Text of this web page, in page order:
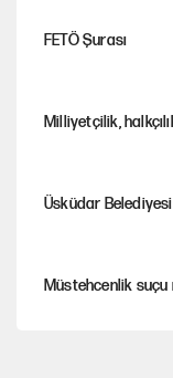
FETÖ Şurası
Milliyetçilik,
Üsküdar
Müstehcenlik suçu